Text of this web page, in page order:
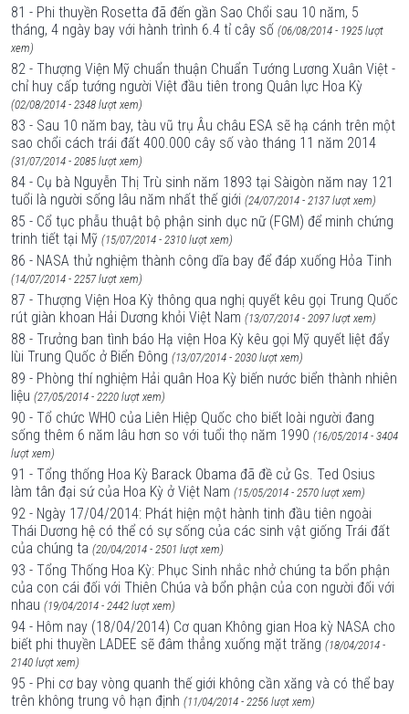
81 - Phi thuyền Rosetta đã đến gần Sao Chổi sau 10 năm, 5
tháng, 4 ngày bay với hành trình 6.4 tỉ cây số (06/08/2014 - 1925 lượt
xem)
82 - Thượng Viện Mỹ chuẩn thuận Chuẩn Tướng Lương Xuân Việt -
chỉ huy cấp tướng người Việt đầu tiên trong Quân lực Hoa Kỳ
(02/08/2014 - 2348 lượt xem)
83 - Sau 10 năm bay, tàu vũ trụ Âu châu ESA sẽ hạ cánh trên một
sao chổi cách trái đất 400.000 cây số vào tháng 11 năm 2014
(31/07/2014 - 2085 lượt xem)
84 - Cụ bà Nguyễn Thị Trù sinh năm 1893 tại Sàigòn năm nay 121
tuổi là người sống lâu năm nhất thế giới (24/07/2014 - 2137 lượt xem)
85 - Cổ tục phẫu thuật bộ phận sinh dục nữ (FGM) để minh chứng
trinh tiết tại Mỹ (15/07/2014 - 2310 lượt xem)
86 - NASA thử nghiệm thành công dĩa bay để đáp xuống Hỏa Tinh
(14/07/2014 - 2257 lượt xem)
87 - Thượng Viện Hoa Kỳ thông qua nghị quyết kêu gọi Trung Quốc
rút giàn khoan Hải Dương khỏi Việt Nam (13/07/2014 - 2097 lượt xem)
88 - Trưởng ban tình báo Hạ viện Hoa Kỳ kêu gọi Mỹ quyết liệt đẩy
lùi Trung Quốc ở Biển Đông (13/07/2014 - 2030 lượt xem)
89 - Phòng thí nghiệm Hải quân Hoa Kỳ biến nước biển thành nhiên
liệu (27/05/2014 - 2220 lượt xem)
90 - Tổ chức WHO của Liên Hiệp Quốc cho biết loài người đang
sống thêm 6 năm lâu hơn so với tuổi thọ năm 1990 (16/05/2014 - 3404
lượt xem)
91 - Tổng thống Hoa Kỳ Barack Obama đã đề cử Gs. Ted Osius
làm tân đại sứ của Hoa Kỳ ở Việt Nam (15/05/2014 - 2570 lượt xem)
92 - Ngày 17/04/2014: Phát hiện một hành tinh đầu tiên ngoài
Thái Dương hệ có thể có sự sống của các sinh vật giống Trái đất
của chúng ta (20/04/2014 - 2501 lượt xem)
93 - Tổng Thống Hoa Kỳ: Phục Sinh nhắc nhở chúng ta bổn phận
của con cái đối với Thiên Chúa và bổn phận của con người đối với
nhau (19/04/2014 - 2442 lượt xem)
94 - Hôm nay (18/04/2014) Cơ quan Không gian Hoa kỳ NASA cho
biết phi thuyền LADEE sẽ đâm thẳng xuống mặt trăng (18/04/2014 -
2140 lượt xem)
95 - Phi cơ bay vòng quanh thế giới không cần xăng và có thể bay
trên không trung vô hạn định (11/04/2014 - 2256 lượt xem)